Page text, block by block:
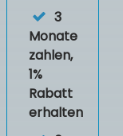
3
Monate
zahlen,
1%
Rabatt
erhalten